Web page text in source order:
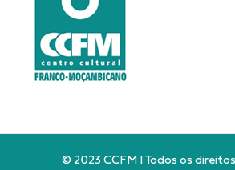
© 2023 CCFM I Todos os